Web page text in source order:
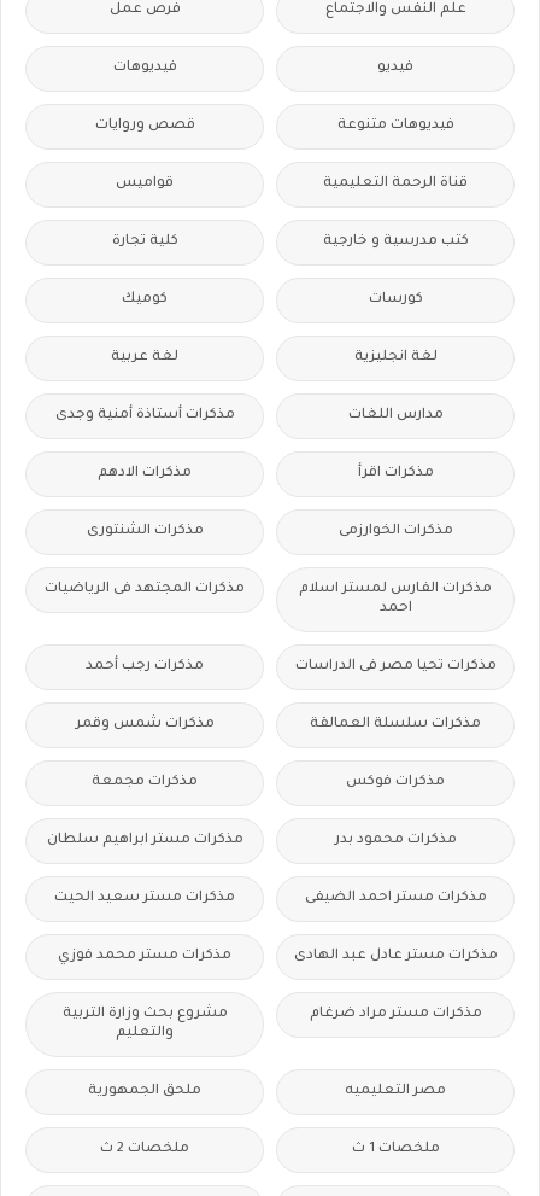
علم النفس والاجتماع فرص عمل
فيديو فيديوهات
فيديوهات متنوعة قصص وروايات
قناة الرحمة التعليمية قواميس
كتب مدرسية و خارجية كلية تجارة
كورسات كوميك
لغة انجليزية لغة عربية
مدارس اللغات مذكرات أستاذة أمنية وجدى
مذكرات اقرأ مذكرات الادهم
مذكرات الخوارزمى مذكرات الشنتورى
مذكرات الفارس لمستر اسلام
احمد
مذكرات المجتهد فى الرياضيات
مذكرات تحيا مصر فى الدراسات مذكرات رجب أحمد
مذكرات سلسلة العمالقة مذكرات شمس وقمر
مذكرات فوكس مذكرات مجمعة
مذكرات محمود بدر مذكرات مستر ابراهيم سلطان
مذكرات مستر احمد الضيفى مذكرات مستر سعيد الحيت
مذكرات مستر عادل عبد الهادى مذكرات مستر محمد فوزي
مذكرات مستر مراد ضرغام
مشروع بحث وزارة التربية
والتعليم
مصر التعليميه ملحق الجمهورية
ملخصات 1 ث ملخصات 2 ث